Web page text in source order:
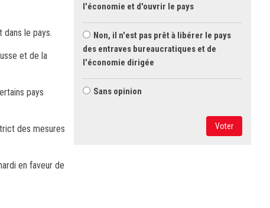
dans le pays.
et de la
pays
des mesures
en faveur de
l'économie et d'ouvrir le pays
Non, il n'est pas prêt à libérer le pays
des entraves bureaucratiques et de
l'économie dirigée
Sans opinion
Voter